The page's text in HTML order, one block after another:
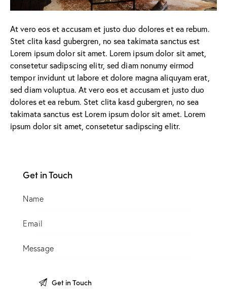
At vero eos et accusam et justo duo dolores et ea rebum.
Stet clita kasd gubergren, no sea takimata sanctus est
Lorem ipsum dolor sit amet. Lorem ipsum dolor sit amet,
consetetur sadipscing elitr, sed diam nonumy eirmod
tempor invidunt ut labore et dolore magna aliquyam erat,
sed diam voluptua. At vero eos et accusam et justo duo
dolores et ea rebum. Stet clita kasd gubergren, no sea
takimata sanctus est Lorem ipsum dolor sit amet. Lorem
ipsum dolor sit amet, consetetur sadipscing elitr.
Get in Touch